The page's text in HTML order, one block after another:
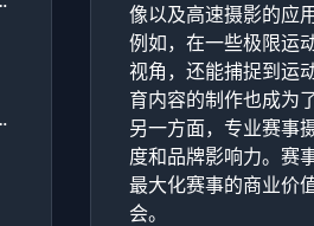
像以及高速摄影的应
例如，在一些极限运
视角，还能捕捉到运
育内容的制作也成为
另一方面，专业赛事
度和品牌影响力。赛
最大化赛事的商业价
会。